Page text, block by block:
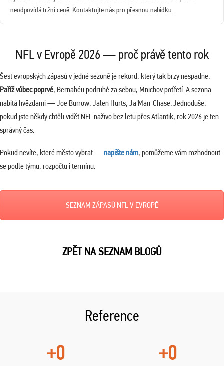
neodpovídá tržní ceně. Kontaktujte nás pro přesnou nabídku.
NFL v Evropě 2026 — proč právě tento rok
Šest evropských zápasů v jedné sezoně je rekord, který tak brzy nespadne.
Paříž vůbec poprvé, Bernabéu podruhé za sebou, Mnichov potřetí. A sezona
nabitá hvězdami — Joe Burrow, Jalen Hurts, Ja'Marr Chase. Jednoduše:
pokud jste někdy chtěli vidět NFL naživo bez letu přes Atlantik, rok 2026 je ten
správný čas.
Pokud nevíte, které město vybrat —napište nám, pomůžeme vám rozhodnout
se podle týmu, rozpočtu i termínu.
SEZNAM ZÁPASŮ NFL V EVROPĚ
ZPĚT NA SEZNAM BLOGŮ
Reference
+0 +0